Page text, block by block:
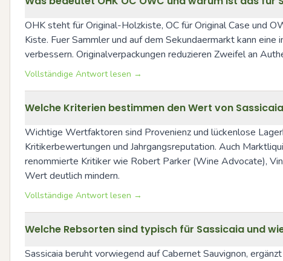
OHK steht für Original-Holzkiste, OC für Original Case und
Kiste. Fuer Sammler und auf dem Sekundaermarkt kann
verbessern. Originalverpackungen reduzieren Zweifel an
Vollständige Antwort lesen →
Welche Kriterien bestimmen den Wert von
Wichtige Wertfaktoren sind Provenienz und lückenlose
Kritikerbewertungen und Jahrgangsreputation. Auch
renommierte Kritiker wie Robert Parker (Wine Advocate),
Wert deutlich mindern.
Vollständige Antwort lesen →
Welche Rebsorten sind typisch für Sassicaia und
Sassicaia beruht vorwiegend auf Cabernet Sauvignon,